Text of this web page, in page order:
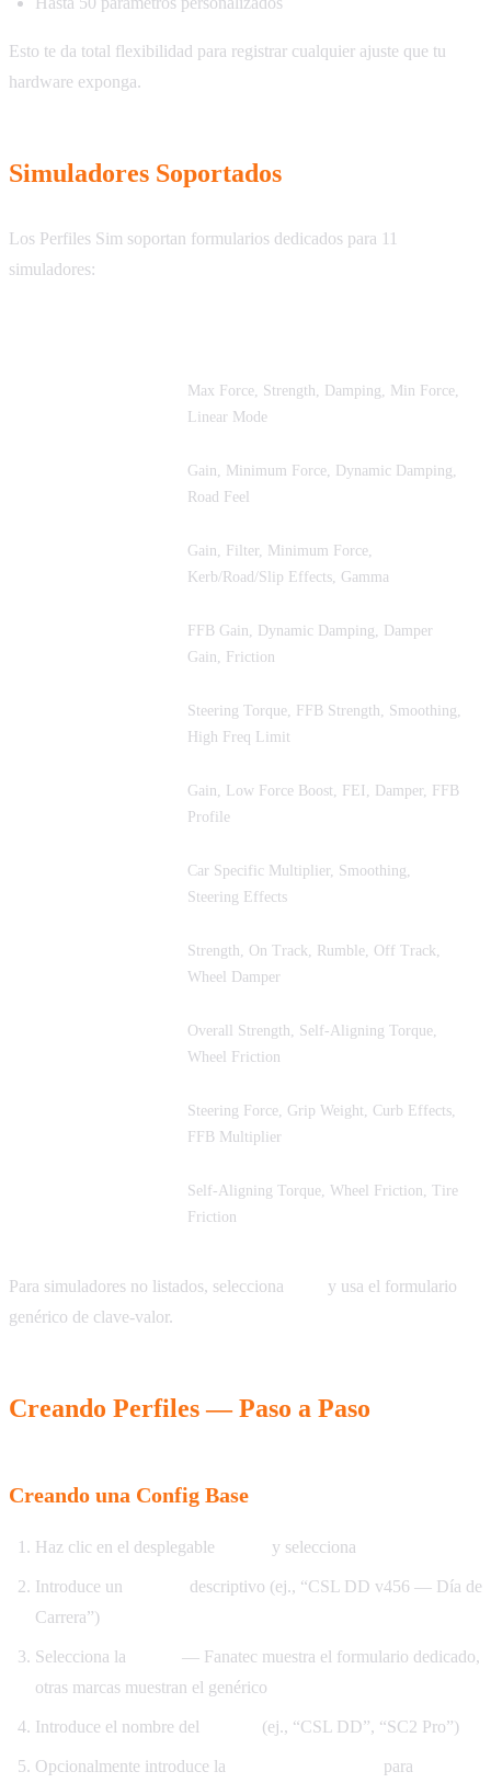
Esto te da total flexibilidad para registrar cualquier ajuste que tu
hardware exponga.
Simuladores Soportados
Los Perfiles Sim soportan formularios dedicados para 11
simuladores:
Max Force, Strength, Damping, Min Force,
Linear Mode
Gain, Minimum Force, Dynamic Damping,
Road Feel
Gain, Filter, Minimum Force,
Kerb/Road/Slip Effects, Gamma
FFB Gain, Dynamic Damping, Damper
Gain, Friction
Steering Torque, FFB Strength, Smoothing,
High Freq Limit
Gain, Low Force Boost, FEI, Damper, FFB
Profile
Car Specific Multiplier, Smoothing,
Steering Effects
Strength, On Track, Rumble, Off Track,
Wheel Damper
Overall Strength, Self-Aligning Torque,
Wheel Friction
Steering Force, Grip Weight, Curb Effects,
FFB Multiplier
Self-Aligning Torque, Wheel Friction, Tire
Friction
Para simuladores no listados, selecciona
y usa el formulario
genérico de clave-valor.
Creando Perfiles — Paso a Paso
Creando una Config Base
Haz clic en el desplegable y selecciona
Introduce un
descriptivo (ej., “CSL DD v456 — Día de
Carrera”)
Selecciona la
— Fanatec muestra el formulario dedicado,
otras marcas muestran el genérico
Introduce el nombre del (ej., “CSL DD”, “SC2 Pro”)
Opcionalmente introduce la para